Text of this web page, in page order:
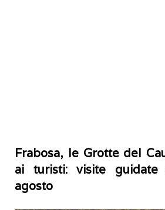
Frabosa, le Grotte del
ai turisti: visite guidate
agosto